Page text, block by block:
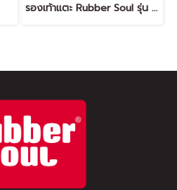
รองเท้าแตะ Rubber Soul รุ่น Balance-2